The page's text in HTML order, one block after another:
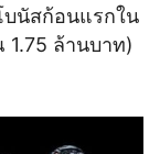
บนัสก้อนแรกใน
ล้านบาท)